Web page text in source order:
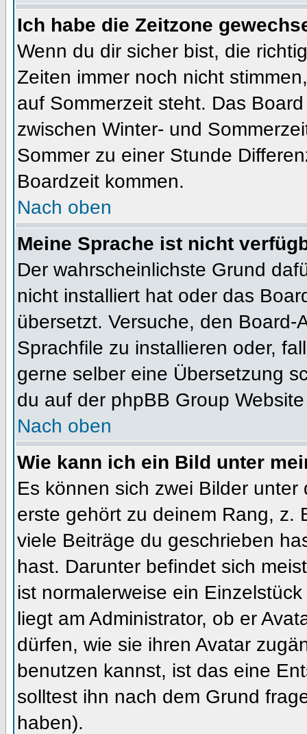
Ich habe die Zeitzone
Wenn du dir sicher bist, die
Zeiten immer noch nicht
auf Sommerzeit steht. Das
zwischen Winter- und
Sommer zu einer Stunde
Boardzeit kommen.
Nach oben
Meine Sprache ist nicht
Der wahrscheinlichste Grund
nicht installiert hat oder das
übersetzt. Versuche, den
Sprachfile zu installieren oder,
gerne selber eine Übersetzung
du auf der phpBB Group
Nach oben
Wie kann ich ein Bild unter
Es können sich zwei Bilder
erste gehört zu deinem Rang, z.
viele Beiträge du geschrieben
hast. Darunter befindet sich
ist normalerweise ein
liegt am Administrator, ob er
dürfen, wie sie ihren Avatar
benutzen kannst, ist das eine
solltest ihn nach dem Grund
haben).